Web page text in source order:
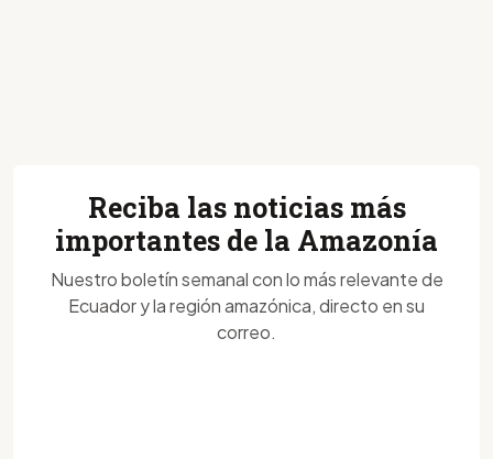
Reciba las noticias más
importantes de la Amazonía
Nuestro boletín semanal con lo más relevante de
Ecuador y la región amazónica, directo en su
correo.